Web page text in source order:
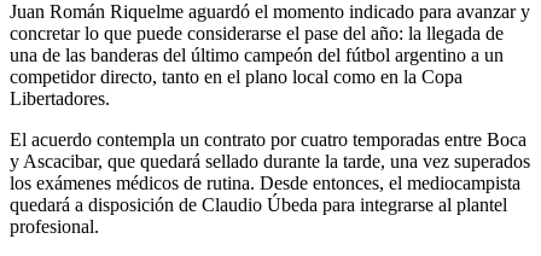
Juan Román Riquelme aguardó el momento indicado para avanzar y
concretar lo que puede considerarse el pase del año: la llegada de
una de las banderas del último campeón del fútbol argentino a un
competidor directo, tanto en el plano local como en la Copa
Libertadores.
El acuerdo contempla un contrato por cuatro temporadas entre Boca
y Ascacibar, que quedará sellado durante la tarde, una vez superados
los exámenes médicos de rutina. Desde entonces, el mediocampista
quedará a disposición de Claudio Úbeda para integrarse al plantel
profesional.